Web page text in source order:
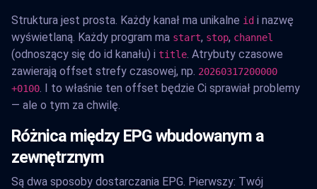
Struktura jest prosta. Każdy kanał ma unikalne id i nazwę
wyświetlaną. Każdy program ma start, stop, channel
(odnoszący się do id kanału) i title . Atrybuty czasowe
zawierają offset strefy czasowej, np. 20260317200000
+0100 . I to właśnie ten offset będzie Ci sprawiał problemy
— ale o tym za chwilę.
Różnica między EPG wbudowanym a
zewnętrznym
Są dwa sposoby dostarczania EPG. Pierwszy: Twój